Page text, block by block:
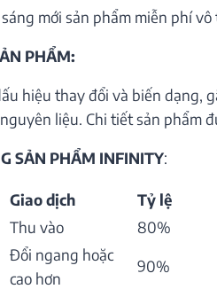
sáng mới sản phẩm miễn phí
PHẨM:
hiệu thay đổi và biến dạng,
liệu. Chi tiết sản phẩm
SẢN PHẨM INFINITY:
Giao dịch Tỷ lệ
Thu vào
80%
Đổi ngang hoặc
cao hơn
90%